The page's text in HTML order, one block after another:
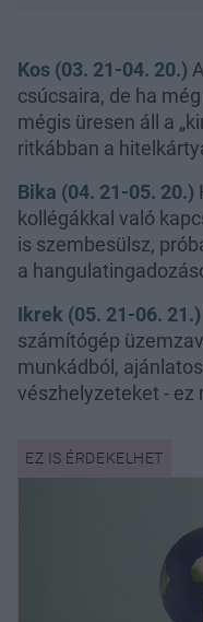
Kos (03. 21-04. 20.)
csúcsaira, de ha
mégis üresen áll a
ritkábban a
Bika (04. 21-05. 20.)
kollégákkal való
is szembesülsz,
a
Ikrek (05. 21-06. 21.)
számítógép
munkádból,
vészhelyzeteket - ez